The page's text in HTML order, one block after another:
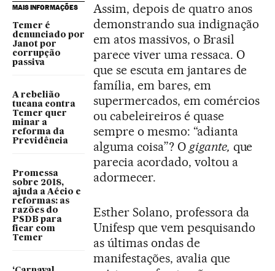
MAIS INFORMAÇÕES
Temer é
denunciado por
Janot por
corrupção
passiva
A rebelião
tucana contra
Temer quer
minar a
reforma da
Previdência
Promessa
sobre 2018,
ajuda a Aécio e
reformas: as
razões do
PSDB para
ficar com
Temer
Assim, depois de quatro anos
demonstrando sua indignação
em atos massivos, o Brasil
parece viver uma ressaca. O
que se escuta em jantares de
família, em bares, em
supermercados, em comércios
ou cabeleireiros é quase
sempre o mesmo: “adianta
alguma coisa”? O gigante, que
parecia acordado, voltou a
adormecer.
Esther Solano, professora da
Unifesp que vem pesquisando
as últimas ondas de
manifestações, avalia que